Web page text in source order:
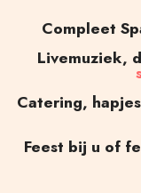
Compleet
Livemuziek,
Catering,
Feest bij u of